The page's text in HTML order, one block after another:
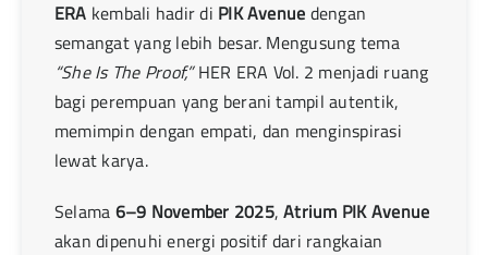
ERA kembali hadir di PIK Avenue dengan
semangat yang lebih besar. Mengusung tema
“She Is The Proof,”HER ERA Vol. 2 menjadi ruang
bagi perempuan yang berani tampil autentik,
memimpin dengan empati, dan menginspirasi
lewat karya.
Selama 6–9 November 2025,Atrium PIK Avenue
akan dipenuhi energi positif dari rangkaian